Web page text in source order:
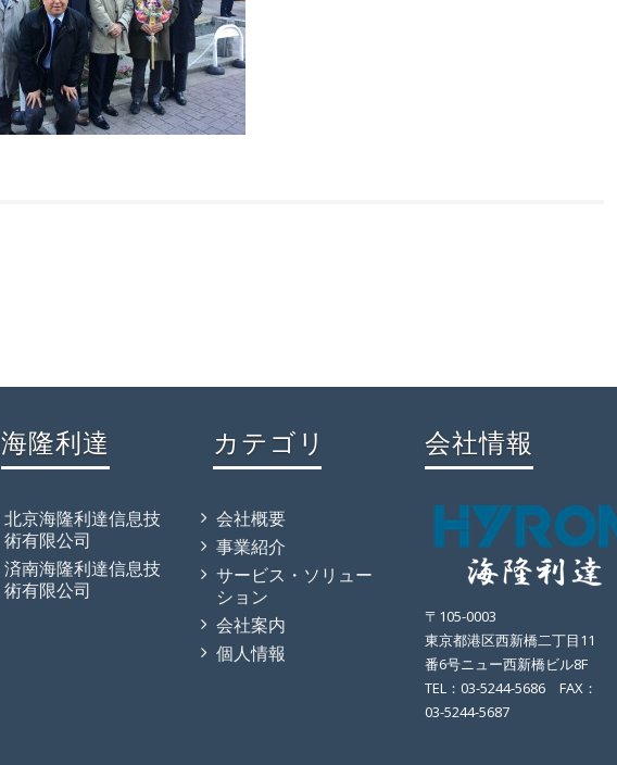
海隆利達
北京海隆利達信息技
術有限公司
済南海隆利達信息技
術有限公司
カテゴリ
会社概要
事業紹介
サービス・ソリュー
ション
会社案内
個人情報
会社情報
〒105-0003
東京都港区西新橋二丁目11
番6号ニュー西新橋ビル8F
TEL：03-5244-5686 FAX：
03-5244-5687